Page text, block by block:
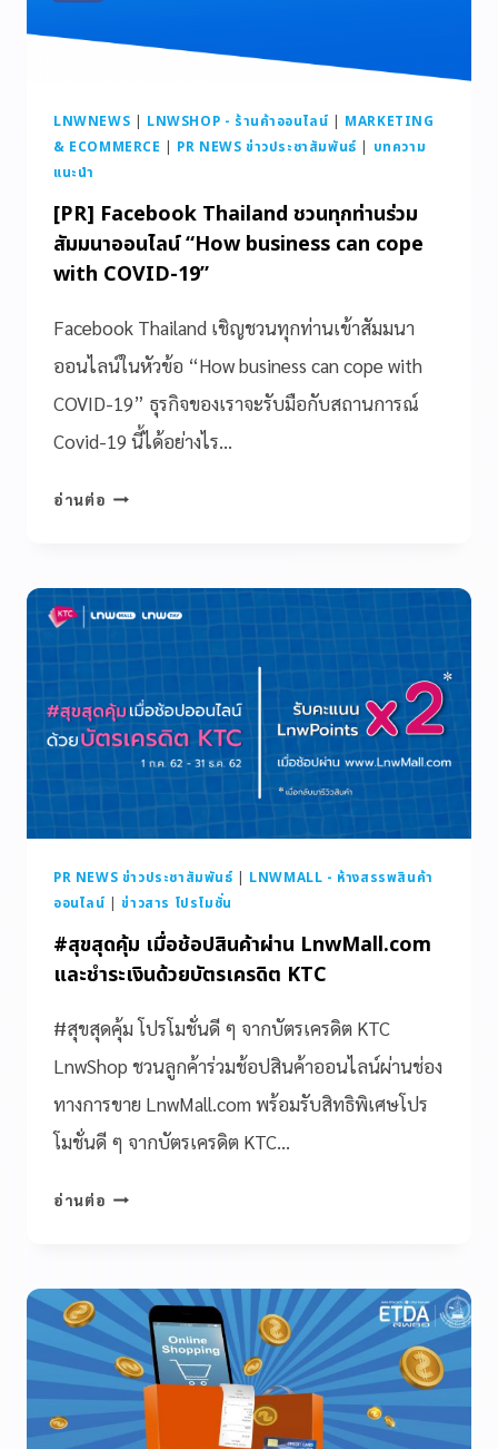
LNWNEWS | LNWSHOP - ร้านค้าออนไลน์ | MARKETING
& ECOMMERCE | PR NEWS ข่าวประชาสัมพันธ์ | บทความ
แนะนำ
[PR] Facebook Thailand ชวนทุกท่านร่วม
สัมมนาออนไลน์ “How business can cope
with COVID-19”
Facebook Thailand เชิญชวนทุกท่านเข้าสัมมนา
ออนไลน์ในหัวข้อ “How business can cope with
COVID-19” ธุรกิจของเราจะรับมือกับสถานการณ์
Covid-19 นี้ได้อย่างไร…
อ่านต่อ
PR NEWS ข่าวประชาสัมพันธ์ | LNWMALL - ห้างสรรพสินค้า
ออนไลน์ |ข่าวสาร โปรโมชั่น
#สุขสุดคุ้ม เมื่อช้อปสินค้าผ่าน LnwMall.com
และชำระเงินด้วยบัตรเครดิต KTC
#สุขสุดคุ้ม โปรโมชั่นดี ๆ จากบัตรเครดิต KTC
LnwShop ชวนลูกค้าร่วมช้อปสินค้าออนไลน์ผ่านช่อง
ทางการขาย LnwMall.com พร้อมรับสิทธิพิเศษโปร
โมชั่นดี ๆ จากบัตรเครดิต KTC…
อ่านต่อ